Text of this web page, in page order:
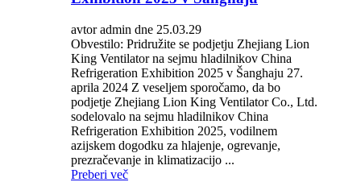
avtor admin dne 25.03.29
Obvestilo: Pridružite se podjetju Zhejiang Lion
King Ventilator na sejmu hladilnikov China
Refrigeration Exhibition 2025 v Šanghaju 27.
aprila 2024 Z veseljem sporočamo, da bo
podjetje Zhejiang Lion King Ventilator Co., Ltd.
sodelovalo na sejmu hladilnikov China
Refrigeration Exhibition 2025, vodilnem
azijskem dogodku za hlajenje, ogrevanje,
prezračevanje in klimatizacijo ...
Preberi več